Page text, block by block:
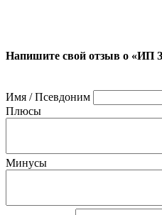
Напишите свой отзыв о «ИП
Имя / Псевдоним
Плюсы
Минусы